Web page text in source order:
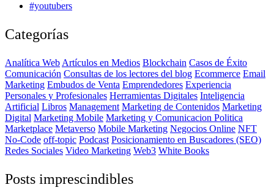
#youtubers
Categorías
Analítica Web Artículos en Medios Blockchain Casos de Éxito
Comunicación Consultas de los lectores del blog Ecommerce Email
Marketing Embudos de Venta Emprendedores Experiencia
Personales y Profesionales Herramientas Digitales Inteligencia
Artificial Libros Management Marketing de Contenidos Marketing
Digital Marketing Mobile Marketing y Comunicacion Politica
Marketplace Metaverso Mobile Marketing Negocios Online NFT
No-Code off-topic Podcast Posicionamiento en Buscadores (SEO)
Redes Sociales Video Marketing Web3 White Books
Posts imprescindibles